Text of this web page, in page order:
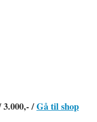
3.000,- /Gå til shop